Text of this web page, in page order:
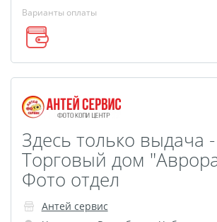
Фоторамки
Фотообложка для
студенческого
свидетельства
блокноты
Портфолио
Замки с фотографией
Зажигалки
Варианты оплаты
Здесь только выдача -
Торговый дом
Фото отдел
Антей сервис